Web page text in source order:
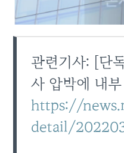
관련기사: [단
사 압박에 내
https://
detail/